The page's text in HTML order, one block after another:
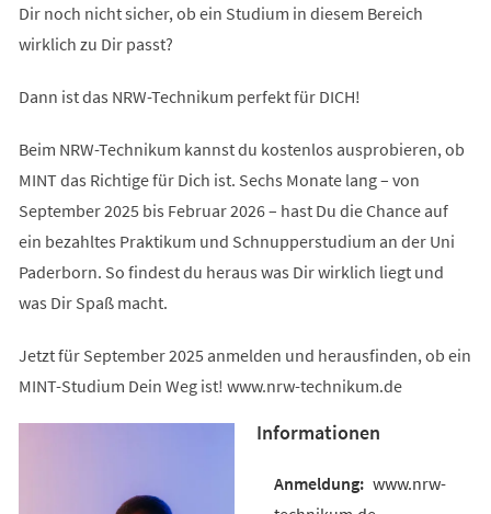
Dir noch nicht sicher, ob ein Studium in diesem Bereich
wirklich zu Dir passt?
Dann ist das NRW-Technikum perfekt für DICH!
Beim NRW-Technikum kannst du kostenlos ausprobieren, ob
MINT das Richtige für Dich ist. Sechs Monate lang – von
September 2025 bis Februar 2026 – hast Du die Chance auf
ein bezahltes Praktikum und Schnupperstudium an der Uni
Paderborn. So findest du heraus was Dir wirklich liegt und
was Dir Spaß macht.
Jetzt für September 2025 anmelden und herausfinden, ob ein
MINT-Studium Dein Weg ist! www.nrw-technikum.de
Informationen
www.nrw-